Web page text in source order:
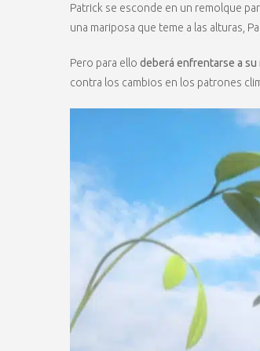
Patrick se esconde en un remolque
una mariposa que teme a las alturas,
Pero para ello deberá enfrentarse a su
contra los cambios en los patrones